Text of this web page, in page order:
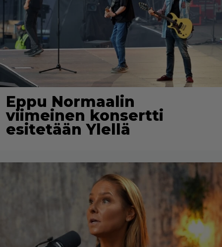
Eppu Normaalin
viimeinen konsertti
esitetään Ylellä